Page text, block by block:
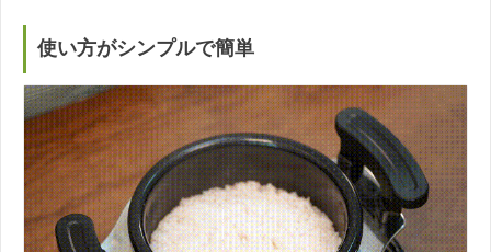
使い方がシンプルで簡単